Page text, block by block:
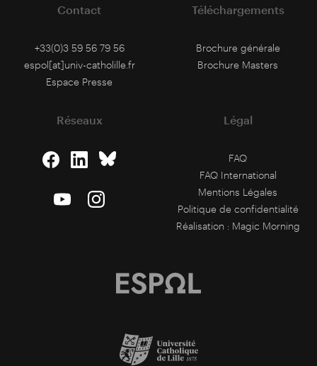
Contact
+33(0)3 59 56 79 56
espol[at]univ-catholille.fr
Espace Presse
Téléchargements
Brochure générale
Brochure Masters
Réseaux Légal
FAQ
FAQ International
Mentions Légales
Politique de confidentialité
Réalisation : Magic Morning